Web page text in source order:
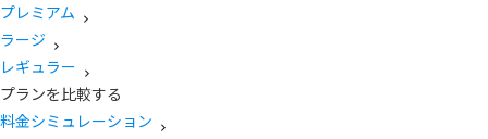
プレミアム
ラージ
レギュラー
プランを比較する
料金シミュレーション